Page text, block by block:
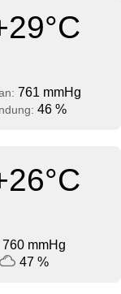
761 mmHg
46 %
760 mmHg
47 %